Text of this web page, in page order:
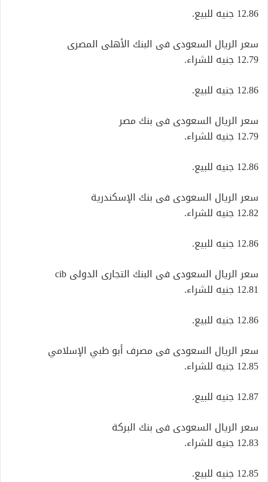
12.86 جنيه للبيع.
سعر الريال السعودى فى البنك الأهلى المصرى
12.79 جنيه للشراء.
12.86 جنيه للبيع.
سعر الريال السعودى فى بنك مصر
12.79 جنيه للشراء.
12.86 جنيه للبيع.
سعر الريال السعودى فى بنك الإسكندرية
12.82 جنيه للشراء.
12.86 جنيه للبيع.
سعر الريال السعودى فى البنك التجارى الدولى cib
12.81 جنيه للشراء.
12.86 جنيه للبيع.
سعر الريال السعودى فى مصرف أبو ظبي الإسلامي
12.85 جنيه للشراء.
12.87 جنيه للبيع.
سعر الريال السعودى فى بنك البركة
12.83 جنيه للشراء.
12.85 جنيه للبيع.